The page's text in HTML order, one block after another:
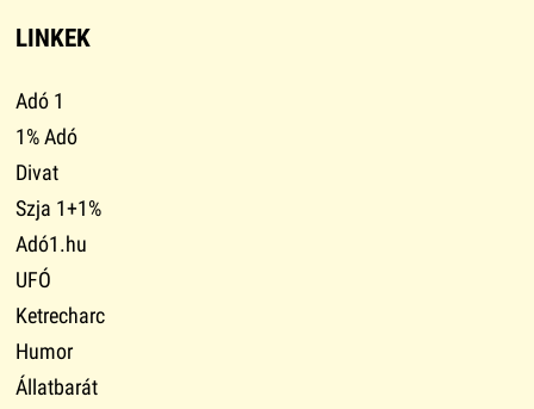
LINKEK
Adó 1
1% Adó
Divat
Szja 1+1%
Adó1.hu
UFÓ
Ketrecharc
Humor
Állatbarát